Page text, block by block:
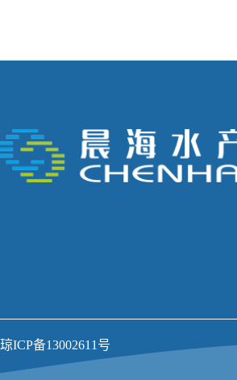
琼ICP备13002611号